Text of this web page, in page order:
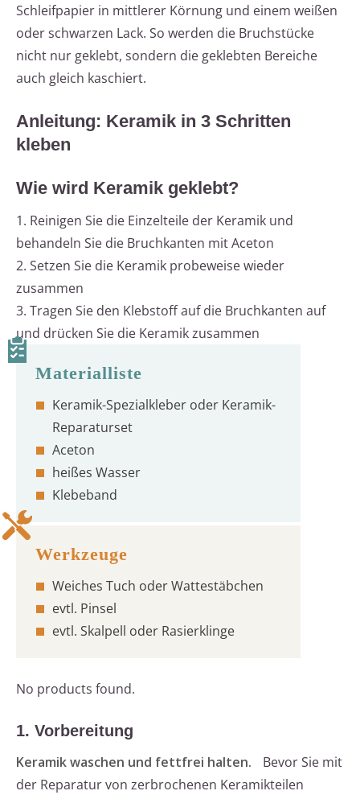
Schleifpapier in mittlerer Körnung und einem weißen
oder schwarzen Lack. So werden die Bruchstücke
nicht nur geklebt, sondern die geklebten Bereiche
auch gleich kaschiert.
Anleitung: Keramik in 3 Schritten
kleben
Wie wird Keramik geklebt?
1. Reinigen Sie die Einzelteile der Keramik und
behandeln Sie die Bruchkanten mit Aceton
2. Setzen Sie die Keramik probeweise wieder
zusammen
3. Tragen Sie den Klebstoff auf die Bruchkanten auf
und drücken Sie die Keramik zusammen
Keramik-Spezialkleber oder Keramik-
Reparaturset
Aceton
heißes Wasser
Klebeband
Weiches Tuch oder Wattestäbchen
evtl. Pinsel
evtl. Skalpell oder Rasierklinge
No products found.
1. Vorbereitung
Keramik waschen und fettfrei halten.
Bevor Sie mit
der Reparatur von zerbrochenen Keramikteilen